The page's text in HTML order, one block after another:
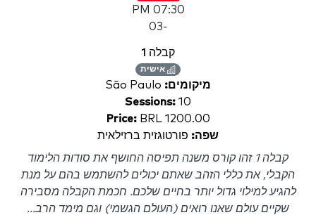
07:30 PM
-03
קבלה 1
אישית
מיקומים: São Paulo
Sessions: 10
Price: BRL 1200.00
שפה: פורטוגזית ברזילאית
קבלה 1 זהו קורס משנה תפיסה החושף את סודות הלימוד
הקבלי, את כללי הזהב שאתם יכולים להשתמש בהם על מנת
להגיע למילוי גדול יותר בחיים שלכם. חכמת הקבלה מסבירה
שקיים עולם שאנו רואים (העולם הגשמי) וגם מימד הרב...